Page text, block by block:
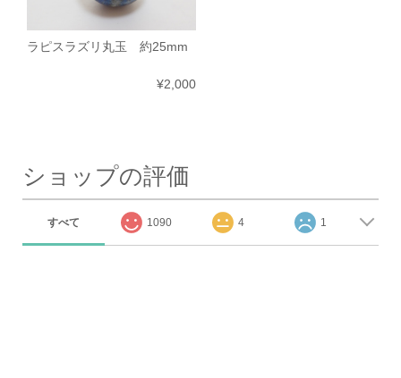
ラピスラズリ丸玉 約25mm
¥2,000
ショップの評価
すべて 1090 4 1